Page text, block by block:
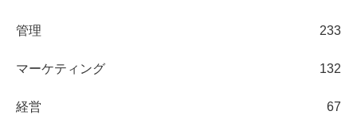
管理 233
マーケティング 132
経営 67